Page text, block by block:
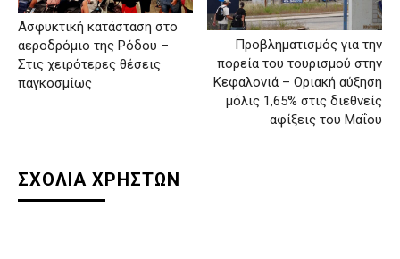
Ασφυκτική κατάσταση στο
αεροδρόμιο της Ρόδου –
Στις χειρότερες θέσεις
παγκοσμίως
Προβληματισμός για την
πορεία του τουρισμού στην
Κεφαλονιά – Οριακή αύξηση
μόλις 1,65% στις διεθνείς
αφίξεις του Μαΐου
ΣΧΟΛΙΑ ΧΡΗΣΤΩΝ